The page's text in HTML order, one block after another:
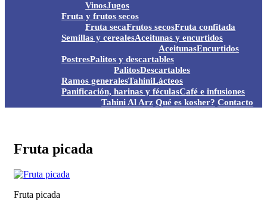
VinosJugos
Fruta y frutos secos
Fruta secaFrutos secosFruta confitada
Semillas y cerealesAceitunas y encurtidos
AceitunasEncurtidos
PostresPalitos y descartables
PalitosDescartables
Ramos generalesTahiniLácteos
Panificación, harinas y féculasCafé e infusiones
Tahini Al Arz Qué es kosher? Contacto
Fruta picada
Fruta picada